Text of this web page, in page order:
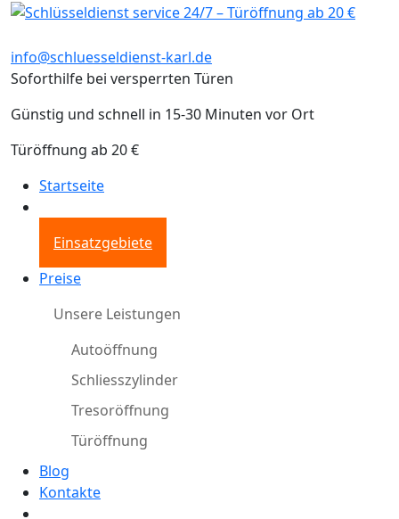
info@schluesseldienst-karl.de
Soforthilfe bei versperrten Türen
Günstig und schnell in 15-30 Minuten vor Ort
Türöffnung ab 20 €
Startseite
Einsatzgebiete
Preise
Unsere Leistungen
Autoöffnung
Schliesszylinder
Tresoröffnung
Türöffnung
Blog
Kontakte